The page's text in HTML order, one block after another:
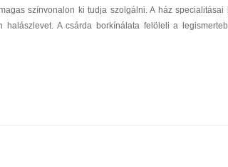
színvonalon ki tudja szolgálni. A ház specialitásai
A csárda borkínálata felöleli a